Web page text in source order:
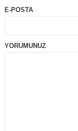
E-POSTA
YORUMUNUZ